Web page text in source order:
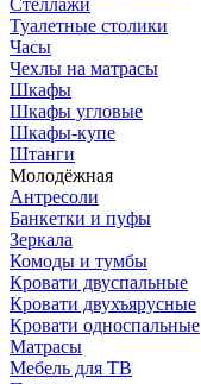
Туалетные столики
Часы
Чехлы на матрасы
Шкафы
Шкафы угловые
Шкафы-купе
Штанги
Молодёжная
Антресоли
Банкетки и пуфы
Зеркала
Комоды и тумбы
Кровати двуспальные
Кровати двухъярусные
Кровати односпальные
Матрасы
Мебель для ТВ